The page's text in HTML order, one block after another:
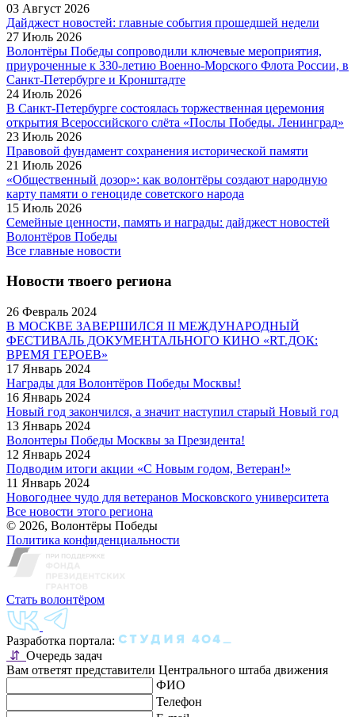
03 Август 2026
Дайджест новостей: главные события прошедшей недели
27 Июль 2026
Волонтёры Победы сопроводили ключевые мероприятия,
приуроченные к 330-летию Военно-Морского Флота России, в
Санкт-Петербурге и Кронштадте
24 Июль 2026
В Санкт-Петербурге состоялась торжественная церемония
открытия Всероссийского слёта «Послы Победы. Ленинград»
23 Июль 2026
Правовой фундамент сохранения исторической памяти
21 Июль 2026
«Общественный дозор»: как волонтёры создают народную
карту памяти о геноциде советского народа
15 Июль 2026
Семейные ценности, память и награды: дайджест новостей
Волонтёров Победы
Все главные новости
Новости твоего региона
26 Февраль 2024
В МОСКВЕ ЗАВЕРШИЛСЯ II МЕЖДУНАРОДНЫЙ
ФЕСТИВАЛЬ ДОКУМЕНТАЛЬНОГО КИНО «RT.ДОК:
ВРЕМЯ ГЕРОЕВ»
17 Январь 2024
Награды для Волонтёров Победы Москвы!
16 Январь 2024
Новый год закончился, а значит наступил старый Новый год
13 Январь 2024
Волонтеры Победы Москвы за Президента!
12 Январь 2024
Подводим итоги акции «С Новым годом, Ветеран!»
11 Январь 2024
Новогоднее чудо для ветеранов Московского университета
Все новости этого региона
© 2026, Волонтёры Победы
Политика конфиденциальности
Стать волонтёром
Разработка портала:
⇵ Очередь задач
Вам ответят представители Центрального штаба движения
ФИО
Телефон